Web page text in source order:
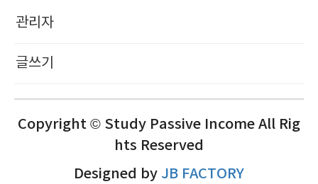
관리자
글쓰기
Copyright © Study Passive Income All Rig
hts Reserved
Designed by JB FACTORY